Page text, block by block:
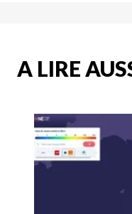
A LIRE